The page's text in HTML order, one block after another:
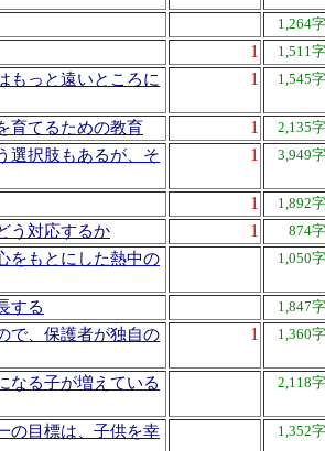
1,264字
1 1,511字
もっと遠いところに
1 1,545字
育てるための教育 1 2,135字
選択肢もあるが、そ
1 3,949字
1 1,892字
う対応するか 1 874字
をもとにした熱中の
1,050字
する 1,847字
で、保護者が独自の
1 1,360字
なる子が増えている
2,118字
の目標は、子供を幸
1,352字